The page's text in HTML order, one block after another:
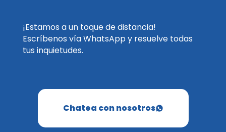
¡Estamos a un toque de distancia!
Escríbenos vía WhatsApp y resuelve todas
tus inquietudes.
Chatea con nosotros